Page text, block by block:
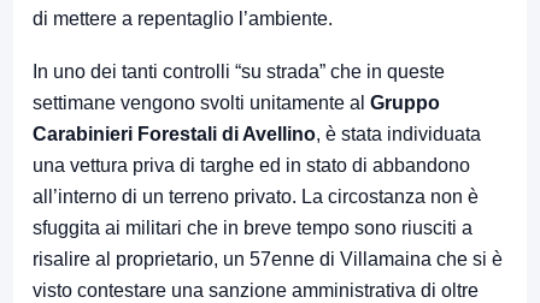
di mettere a repentaglio l’ambiente.
In uno dei tanti controlli “su strada” che in queste
settimane vengono svolti unitamente al Gruppo
Carabinieri Forestali di Avellino, è stata individuata
una vettura priva di targhe ed in stato di abbandono
all’interno di un terreno privato. La circostanza non è
sfuggita ai militari che in breve tempo sono riusciti a
risalire al proprietario, un 57enne di Villamaina che si è
visto contestare una sanzione amministrativa di oltre